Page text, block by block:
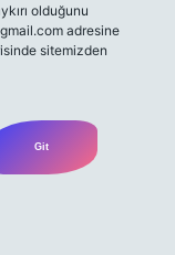
olduğunu
adresine
sitemizden